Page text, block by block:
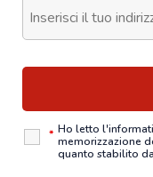
* Ho letto l'
memorizzazione
quanto stabilito